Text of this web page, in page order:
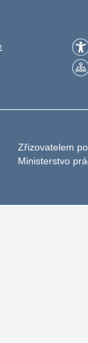
Zřizovatelem
Ministerstvo